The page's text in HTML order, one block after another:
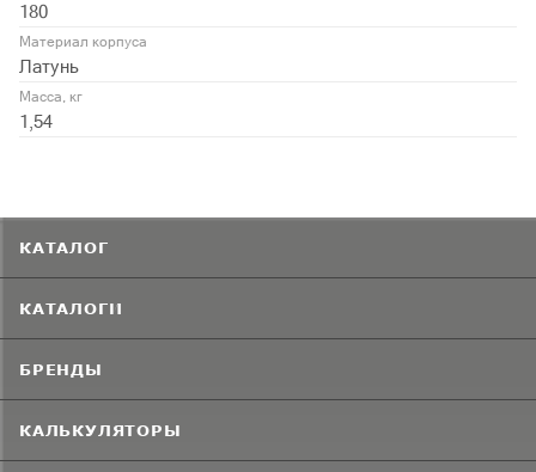
180
Материал корпуса
Латунь
Масса, кг
1,54
КАТАЛОГ
КАТАЛОГИ
БРЕНДЫ
КАЛЬКУЛЯТОРЫ